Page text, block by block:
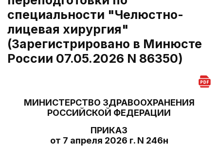
специальности "Челюстно-
лицевая хирургия"
(Зарегистрировано в Минюсте
России 07.05.2026 N 86350)
МИНИСТЕРСТВО ЗДРАВООХРАНЕНИЯ
РОССИЙСКОЙ ФЕДЕРАЦИИ
ПРИКАЗ
от 7 апреля 2026 г. N 246н